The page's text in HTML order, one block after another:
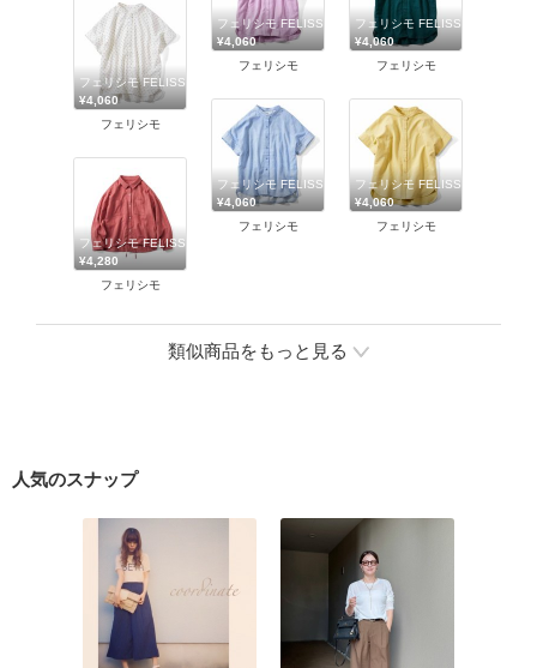
フェリシモ FELISSIMO
¥4,060
フェリシモ
フェリシモ FELISSIMO
¥4,060
フェリシモ
フェリシモ FELISSIMO
¥4,060
フェリシモ
フェリシモ FELISSIMO
¥4,060
フェリシモ
フェリシモ FELISSIMO
¥4,060
フェリシモ
フェリシモ FELISSIMO
¥4,280
フェリシモ
類似商品をもっと見る
人気のスナップ